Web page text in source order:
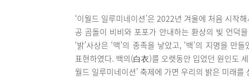
‘이월드 일루미네이션’은 2022년 겨울에 처음 시작
공 곰돌이 비비와 포포가 안내하는 환상의 빛 언덕
‘밝’사상은 ‘맥’의 종족을 낳았고, ‘백’의 지명을
표현하였다. 백의(白衣)를 오랫동안 입었던 원인도
월드 일루미네이션’ 축제에 가면 우리의 밝은 미래